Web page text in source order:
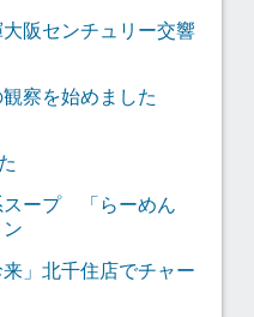
阪センチュリー交響
察を始めました
スープ 「らーめん
」北千住店でチャー